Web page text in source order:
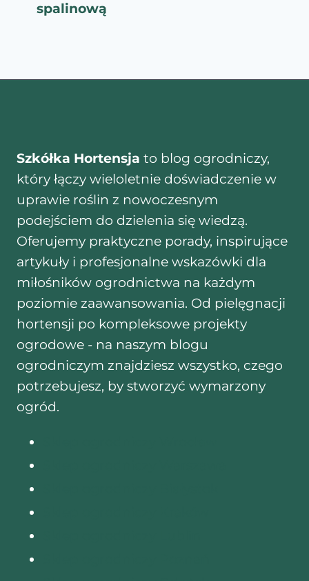
spalinową
Szkółka Hortensja to blog ogrodniczy,
który łączy wieloletnie doświadczenie w
uprawie roślin z nowoczesnym
podejściem do dzielenia się wiedzą.
Oferujemy praktyczne porady, inspirujące
artykuły i profesjonalne wskazówki dla
miłośników ogrodnictwa na każdym
poziomie zaawansowania. Od pielęgnacji
hortensji po kompleksowe projekty
ogrodowe - na naszym blogu
ogrodniczym znajdziesz wszystko, czego
potrzebujesz, by stworzyć wymarzony
ogród.